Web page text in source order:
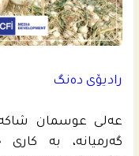
رادیۆی ده‌نگ
گه‌رمیانه‌، به‌